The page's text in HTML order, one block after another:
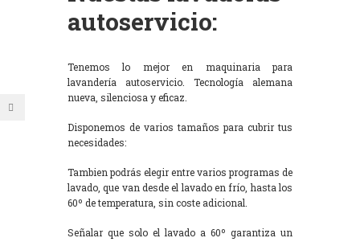
autoservicio:
Tenemos lo mejor en maquinaria para
lavandería autoservicio. Tecnología alemana
nueva, silenciosa y eficaz.
Disponemos de varios tamaños para cubrir tus
necesidades:
Tambien podrás elegir entre varios programas de
lavado, que van desde el lavado en frío, hasta los
60º de temperatura, sin coste adicional.
Señalar que solo el lavado a 60º garantiza un